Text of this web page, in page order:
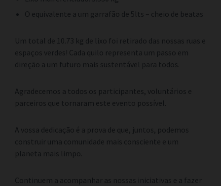
O equivalente a um garrafão de 5lts – cheio de beatas
Um total de 10.73 kg de lixo foi retirado das nossas ruas e
espaços verdes! Cada quilo representa um passo em
direção a um futuro mais sustentável para todos.
Agradecemos a todos os participantes, voluntários e
parceiros que tornaram este evento possível.
A vossa dedicação é a prova de que, juntos, podemos
construir uma comunidade mais consciente e um
planeta mais limpo.
Continuem a acompanhar as nossas iniciativas e a fazer